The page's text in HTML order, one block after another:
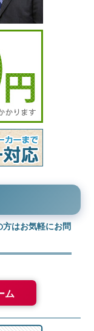
はお気軽にお問
ム